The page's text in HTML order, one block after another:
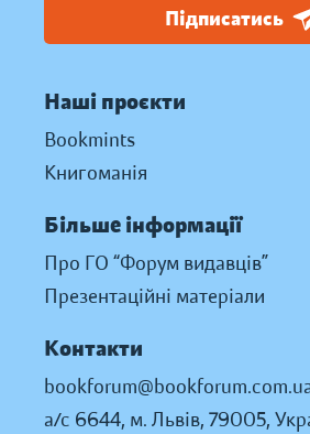
Підписатись
Наші проєкти
Bookmints
Книгоманія
Більше інформації
Про ГО “Форум видавців”
Презентаційні матеріали
Контакти
а/с 6644, м. Львів, 79005,